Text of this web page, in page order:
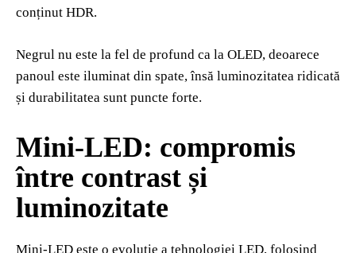
conținut HDR.
Negrul nu este la fel de profund ca la OLED, deoarece
panoul este iluminat din spate, însă luminozitatea ridicată
și durabilitatea sunt puncte forte.
Mini‑LED: compromis
între contrast și
luminozitate
Mini‑LED este o evoluție a tehnologiei LED, folosind